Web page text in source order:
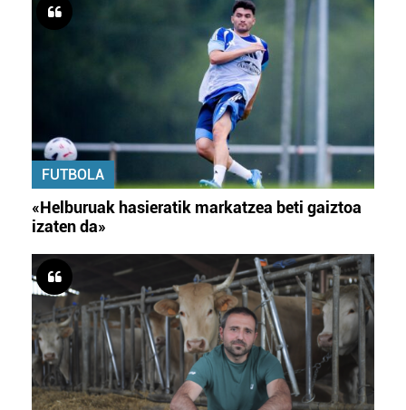
FUTBOLA
«Helburuak hasieratik markatzea beti gaiztoa
izaten da»